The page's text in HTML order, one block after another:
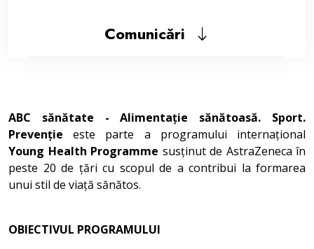
Comunicări
ABC sănătate - Alimentație sănătoasă. Sport.
Prevenție este parte a programului internațional
Young Health Programme susținut de AstraZeneca în
peste 20 de țări cu scopul de a contribui la formarea
unui stil de viață sănătos.
OBIECTIVUL PROGRAMULUI